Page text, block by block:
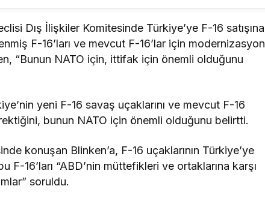
Dış İlişkiler Komitesinde Türkiye’ye F-16 satışına
F-16’ları ve mevcut F-16’lar için modernizasyon
“Bunun NATO için, ittifak için önemli olduğunu
yeni F-16 savaş uçaklarını ve mevcut F-16
bunun NATO için önemli olduğunu belirtti.
konuşan Blinken’a, F-16 uçaklarının Türkiye’ye
F-16’ları “ABD’nin müttefikleri ve ortaklarına karşı
soruldu.